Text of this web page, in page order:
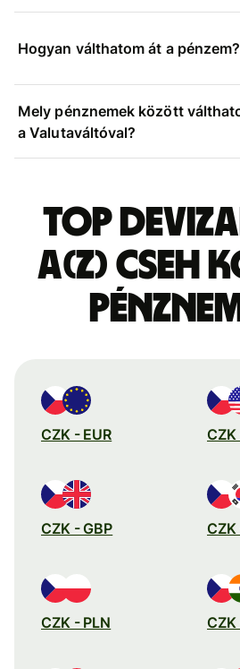
Hogyan válthatom át a pénzem?
Mely pénznemek között
a Valutaváltóval?
Top
a(z) cseh
CZK - EUR CZK
CZK - GBP CZK
CZK - PLN CZK